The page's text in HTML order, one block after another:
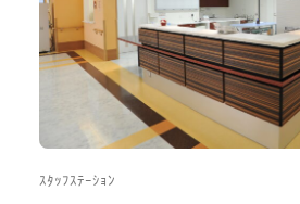
ｽﾀｯﾌｽﾃｰｼｮﾝ